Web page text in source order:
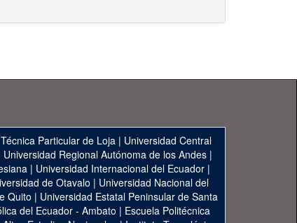
Particular de Loja | Universidad Central
Universidad Regional Autónoma de los Andes|
| Universidad Internacional del Ecuador|
de Otavalo | Universidad Nacional del
Quito | Universidad Estatal Peninsular de Santa
del Ecuador - Ambato | Escuela Politécnica